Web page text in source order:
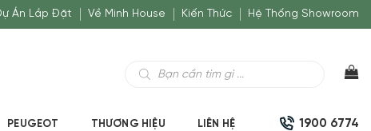
Án Lắp Đặt Về Minh House Kiến Thức Hệ Thống Showroom
kiếm
PEUGEOT THƯƠNG HIỆU LIÊN HỆ 1900 6774